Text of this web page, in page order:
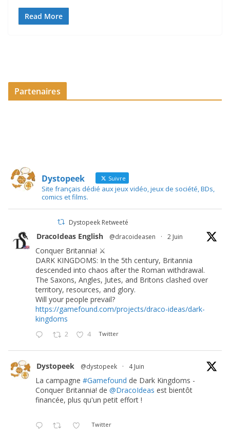
Read More
Partenaires
Dystopeek Suivre
Site français dédié aux jeux vidéo, jeux de société, BDs,
comics et films.
Dystopeek Retweeté
DracoIdeas English @dracoideasen · 2 Juin
Conquer Britannia! ⚔️
DARK KINGDOMS: In the 5th century, Britannia
descended into chaos after the Roman withdrawal.
The Saxons, Angles, Jutes, and Britons clashed over
territory, resources, and glory.
Will your people prevail?
https://gamefound.com/projects/draco-ideas/dark-
kingdoms
2 4 Twitter
Dystopeek @dystopeek · 4 Juin
La campagne #Gamefound de Dark Kingdoms -
Conquer Britannia! de @DracoIdeas est bientôt
financée, plus qu'un petit effort !
Twitter